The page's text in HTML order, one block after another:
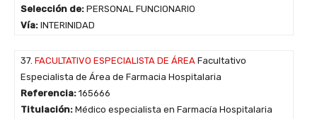
Selección de: PERSONAL FUNCIONARIO
Vía: INTERINIDAD
37. FACULTATIVO ESPECIALISTA DE ÁREA Facultativo
Especialista de Área de Farmacia Hospitalaria
Referencia: 165666
Titulación: Médico especialista en Farmacía Hospitalaria